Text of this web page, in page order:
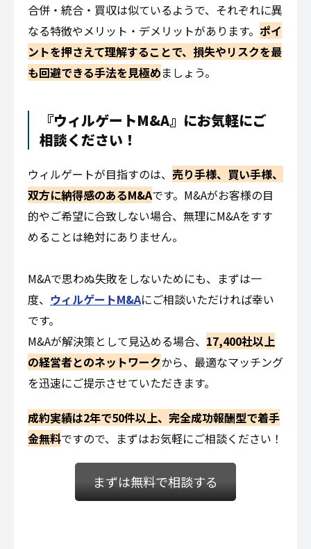
合併・統合・買収は似ているようで、それぞれに異
なる特徴やメリット・デメリットがあります。 ポイ
ントを押さえて理解することで、損失やリスクを最
も回避できる手法を見極めましょう。
『ウィルゲートM&A』にお気軽にご
相談ください！
ウィルゲートが目指すのは、 売り手様、買い手様、
双方に納得感のあるM&Aです。M&Aがお客様の目
的やご希望に合致しない場合、無理にM&Aをすす
めることは絶対にありません。
M&Aで思わぬ失敗をしないためにも、まずは一
度、 ウィルゲートM&Aにご相談いただければ幸い
です。
M&Aが解決策として見込める場合、 17,400社以上
の経営者とのネットワークから、最適なマッチング
を迅速にご提示させていただきます。
成約実績は2年で50件以上、完全成功報酬型で着手
金無料ですので、まずはお気軽にご相談ください！
まずは無料で相談する